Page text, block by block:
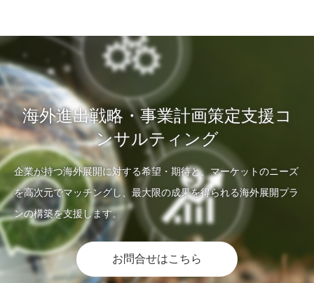
海外進出戦略・事業計画策定支援コ
ンサルティング
企業が持つ海外展開に対する希望・期待と、マーケットのニーズ
を高次元でマッチングし、最大限の成果を得られる海外展開プラ
ンの構築を支援します。
お問合せはこちら